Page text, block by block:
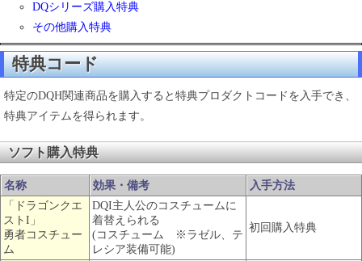
DQシリーズ購入特典
その他購入特典
特典コード
特定のDQH関連商品を購入すると特典プロダクトコードを入手でき、
特典アイテムを得られます。
ソフト購入特典
名称 効果・備考
入手方法
「ドラゴンクエ
ストI」
勇者コスチュー
ム
DQI主人公のコスチュームに
着替えられる
(コスチューム ※ラゼル、テ
レシア装備可能)
初回購入特典